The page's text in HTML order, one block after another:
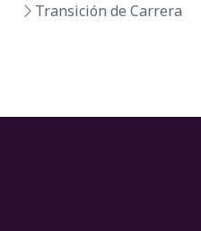
Transición de Carrera